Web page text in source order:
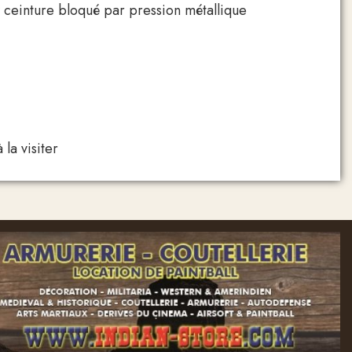
bloqué par pression métallique
la visiter